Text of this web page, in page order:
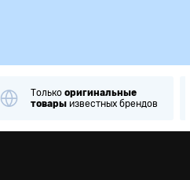
Только оригинальные
товары известных брендов